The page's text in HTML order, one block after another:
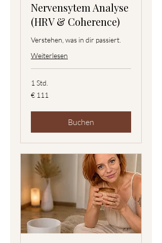
Nervensytem Analyse
(HRV & Coherence)
Verstehen, was in dir passiert.
Weiterlesen
1 Std.
111
Euro
€ 111
Buchen